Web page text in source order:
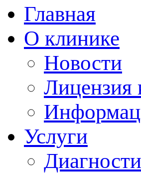
Главная
О клинике
Новости
Лицензия
Услуги